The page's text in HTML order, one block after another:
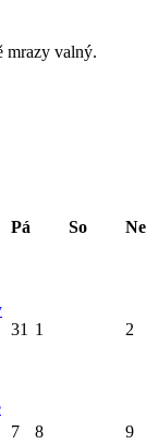
mrazy valný.
Pá So Ne
31 1 2
7 8 9